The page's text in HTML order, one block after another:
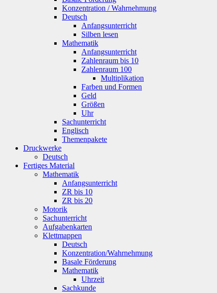
Konzentration / Wahrnehmung
Deutsch
Anfangsunterricht
Silben lesen
Mathematik
Anfangsunterricht
Zahlenraum bis 10
Zahlenraum 100
Multiplikation
Farben und Formen
Geld
Größen
Uhr
Sachunterricht
Englisch
Themenpakete
Druckwerke
Deutsch
Fertiges Material
Mathematik
Anfangsunterricht
ZR bis 10
ZR bis 20
Motorik
Sachunterricht
Aufgabenkarten
Klettmappen
Deutsch
Konzentration/Wahrnehmung
Basale Förderung
Mathematik
Uhrzeit
Sachkunde